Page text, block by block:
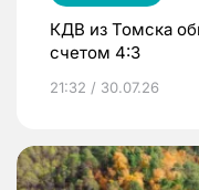
КДВ из Томска
счетом 4:3
21:32 / 30.07.26